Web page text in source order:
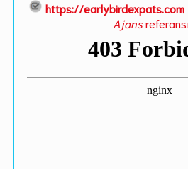
https://earlybirdexpats.com
Ajans